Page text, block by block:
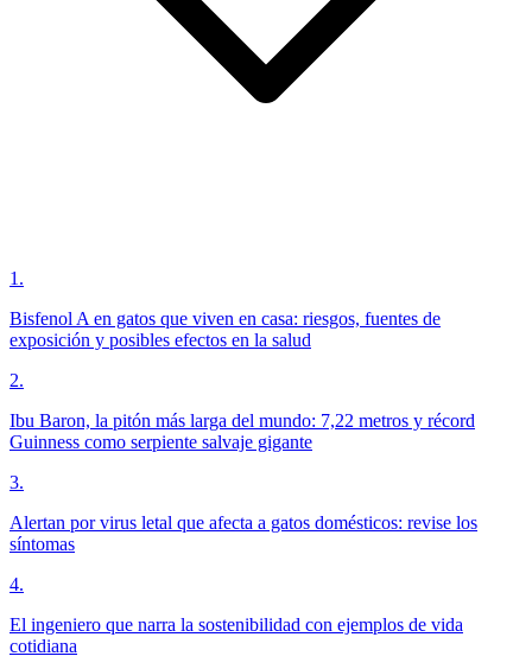
1 .
Bisfenol A en gatos que viven en casa: riesgos, fuentes de
exposición y posibles efectos en la salud
2.
Ibu Baron, la pitón más larga del mundo: 7,22 metros y récord
Guinness como serpiente salvaje gigante
3.
Alertan por virus letal que afecta a gatos domésticos: revise los
síntomas
4.
El ingeniero que narra la sostenibilidad con ejemplos de vida
cotidiana